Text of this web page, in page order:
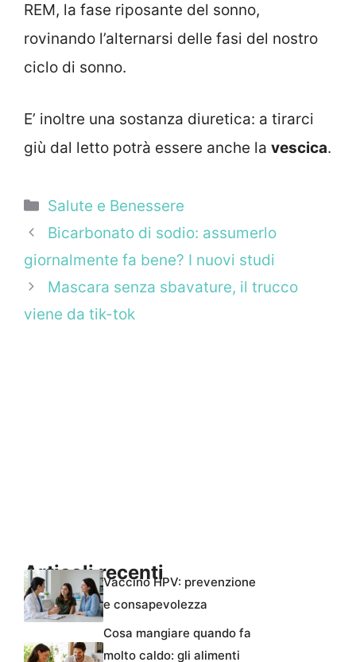
REM, la fase riposante del sonno,
rovinando l’alternarsi delle fasi del nostro
ciclo di sonno.
E’ inoltre una sostanza diuretica: a tirarci
giù dal letto potrà essere anche la vescica.
Categorie
Salute e Benessere
Bicarbonato di sodio: assumerlo
giornalmente fa bene? I nuovi studi
Mascara senza sbavature, il trucco
viene da tik-tok
Articoli recentiVaccino HPV: prevenzione
e consapevolezza
Cosa mangiare quando fa
molto caldo: gli alimenti